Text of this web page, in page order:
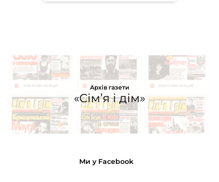
Архів газети
«Сім’я і дім»
Ми у Facebook